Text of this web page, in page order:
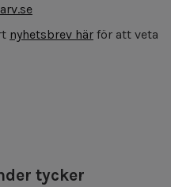
nyhetsbrev här för att veta
tycker